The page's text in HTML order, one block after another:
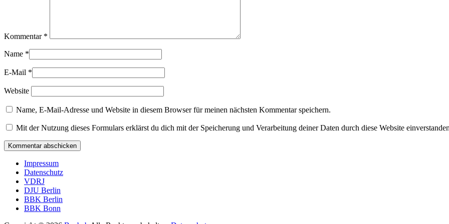
Kommentar *
Name *
E-Mail *
Website
Name, E-Mail-Adresse und Website in diesem Browser für meinen nächsten Kommentar speichern.
Mit der Nutzung dieses Formulars erklärst du dich mit der Speicherung und Verarbeitung deiner Daten durch diese Website
Seitenfuß-
Menü
Impressum
Datenschutz
VDRJ
DJU Berlin
BBK Berlin
BBK Bonn